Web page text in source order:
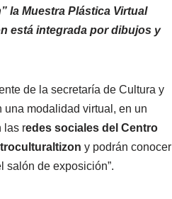
la Muestra Plástica Virtual
está integrada por dibujos y
de la secretaría de Cultura y
modalidad virtual, en un
las redes sociales del Centro
y podrán conocer
salón de exposición”.